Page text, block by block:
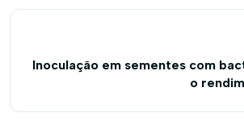
Inoculação em sementes com
o